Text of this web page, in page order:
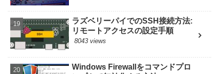
ラズベリーパイでのSSH接続方法:
リモートアクセスの設定手順
8043 views
Windows Firewallをコマンドプロ